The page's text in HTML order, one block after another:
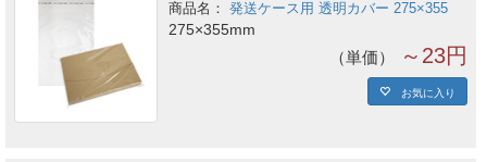
発送ケース用 透明カバー 275×355
275×355mm
単価 ～23円
お気に入り